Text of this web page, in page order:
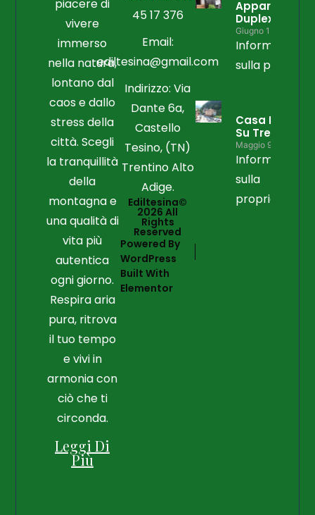
piacere di
vivere
immerso
nella natura,
lontano dal
caos e dallo
stress della
città. Scegli
la tranquillità
della
montagna e
una qualità di
vita più
autentica
ogni giorno.
Respira aria
pura, ritrova
il tuo tempo
e vivi in
armonia con
ciò che ti
circonda.
Leggi Di
Più
45 17 376
Email:
ediltesina@gmail.com
Indirizzo: Via
Dante 6a,
Castello
Tesino, (TN)
Trentino Alto
Adige.
Ediltesina©
2026 All
Rights
Reserved
Powered By
WordPress
Built With
Elementor
Duplex
Giugno 15, 2026
Informazioni
sulla
Casa Libera
Su Tre Lati
Maggio 9, 2026
Informazioni
sulla
proprietà